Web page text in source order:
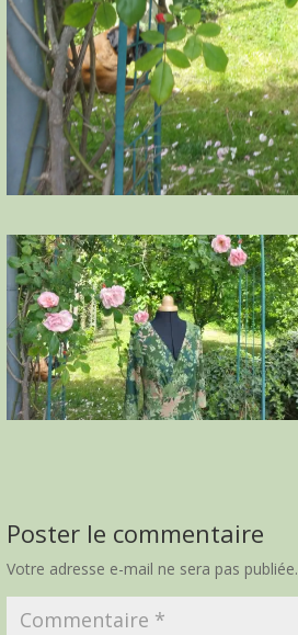
Poster le commentaire
Votre adresse e-mail ne sera pas publiée.